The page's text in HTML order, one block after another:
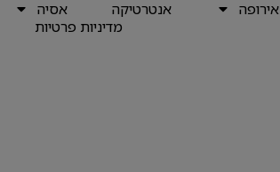
אירופה אנטרטיקה אסיה
מדיניות פרטיות